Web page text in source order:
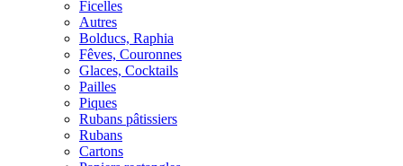
Ficelles
Autres
Bolducs, Raphia
Fêves, Couronnes
Glaces, Cocktails
Pailles
Piques
Rubans pâtissiers
Rubans
Cartons